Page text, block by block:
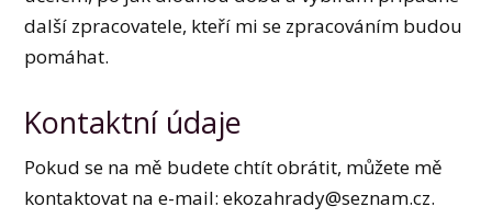
další zpracovatele, kteří mi se zpracováním budou
pomáhat.
Kontaktní údaje
Pokud se na mě budete chtít obrátit, můžete mě
kontaktovat na e-mail: ekozahrady@seznam.cz.